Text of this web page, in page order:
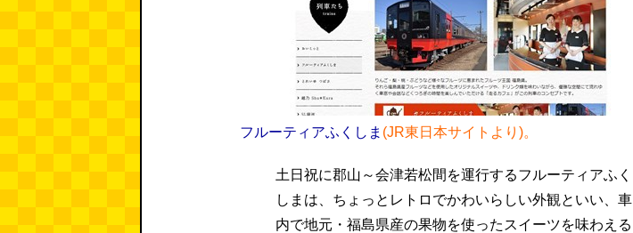
フルーティアふくしま (JR東日本サイトより)。
土日祝に郡山～会津若松間を運行するフルーティアふく
しまは、ちょっとレトロでかわいらしい外観といい、車
内で地元・福島県産の果物を使ったスイーツを味わえる